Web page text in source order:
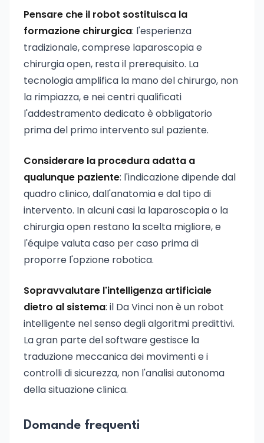
Pensare che il robot sostituisca la
formazione chirurgica: l'esperienza
tradizionale, comprese laparoscopia e
chirurgia open, resta il prerequisito. La
tecnologia amplifica la mano del chirurgo, non
la rimpiazza, e nei centri qualificati
l'addestramento dedicato è obbligatorio
prima del primo intervento sul paziente.
Considerare la procedura adatta a
qualunque paziente: l'indicazione dipende dal
quadro clinico, dall'anatomia e dal tipo di
intervento. In alcuni casi la laparoscopia o la
chirurgia open restano la scelta migliore, e
l'équipe valuta caso per caso prima di
proporre l'opzione robotica.
Sopravvalutare l'intelligenza artificiale
dietro al sistema: il Da Vinci non è un robot
intelligente nel senso degli algoritmi predittivi.
La gran parte del software gestisce la
traduzione meccanica dei movimenti e i
controlli di sicurezza, non l'analisi autonoma
della situazione clinica.
Domande frequenti